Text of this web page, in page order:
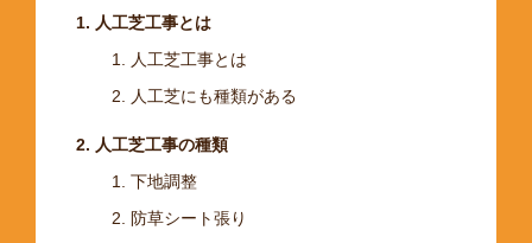
人工芝工事とは
人工芝工事とは
人工芝にも種類がある
人工芝工事の種類
下地調整
防草シート張り